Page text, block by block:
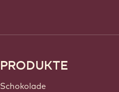
PRODUKTE
Schokolade